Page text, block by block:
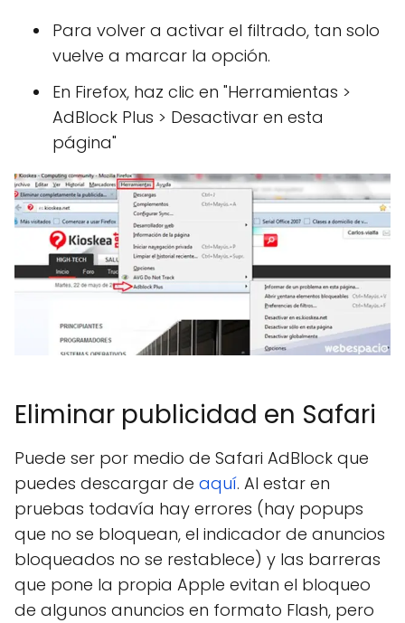
Para volver a activar el filtrado, tan solo
vuelve a marcar la opción.
En Firefox, haz clic en "Herramientas >
AdBlock Plus > Desactivar en esta
página"
Eliminar publicidad en Safari
Puede ser por medio de Safari AdBlock que
puedes descargar de aquí. Al estar en
pruebas todavía hay errores (hay popups
que no se bloquean, el indicador de anuncios
bloqueados no se restablece) y las barreras
que pone la propia Apple evitan el bloqueo
de algunos anuncios en formato Flash, pero